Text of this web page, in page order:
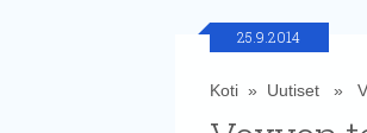
25.9.2014
Koti» Uutiset»